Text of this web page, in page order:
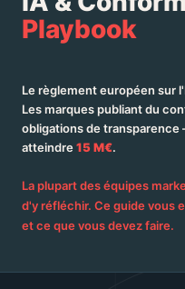
Playbook
Le règlement européen sur
Les marques publiant du
obligations de
atteindre15 M€.
La plupart des équipes
d'y réfléchir. Ce guide vous
et ce que vous devez faire.